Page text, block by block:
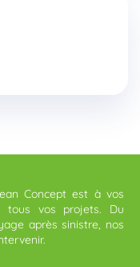
Concept est à vos
tous vos projets. Du
après sinistre, nos